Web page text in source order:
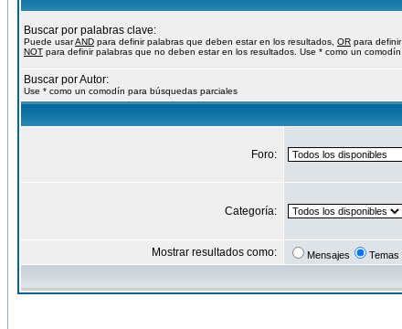
Buscar por palabras clave:
Puede usarAND para definir palabras que deben estar en los resultados, OR para
NOT para definir palabras que no deben estar en los resultados. Use * como un
Buscar por Autor:
Use * como un comodín para búsquedas parciales
Foro:
Categoría:
Mostrar resultados como: Mensajes Temas